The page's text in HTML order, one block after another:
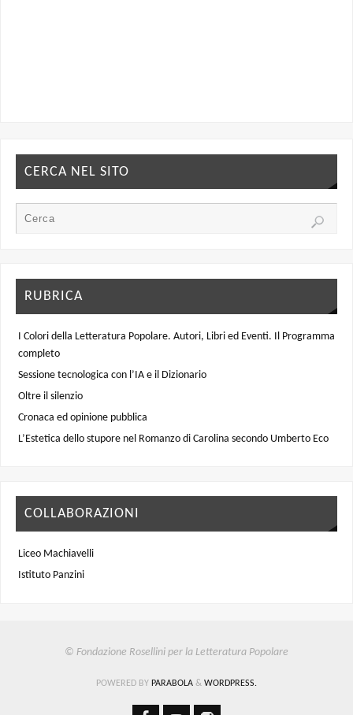
CERCA NEL SITO
RUBRICA
I Colori della Letteratura Popolare. Autori, Libri ed Eventi. Il Programma
completo
Sessione tecnologica con l’IA e il Dizionario
Oltre il silenzio
Cronaca ed opinione pubblica
L’Estetica dello stupore nel Romanzo di Carolina secondo Umberto Eco
COLLABORAZIONI
Liceo Machiavelli
Istituto Panzini
© Fondazione Rosellini per la Letteratura Popolare
POWERED BY PARABOLA & WORDPRESS.